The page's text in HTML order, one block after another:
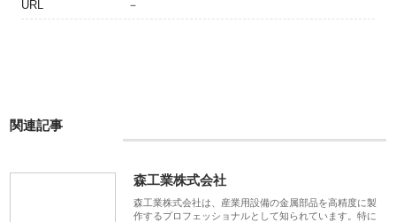
URL －
関連記事
森工業株式会社
森工業株式会社は、産業用設備の金属部品を高精度に製
作するプロフェッショナルとして知られています。特に